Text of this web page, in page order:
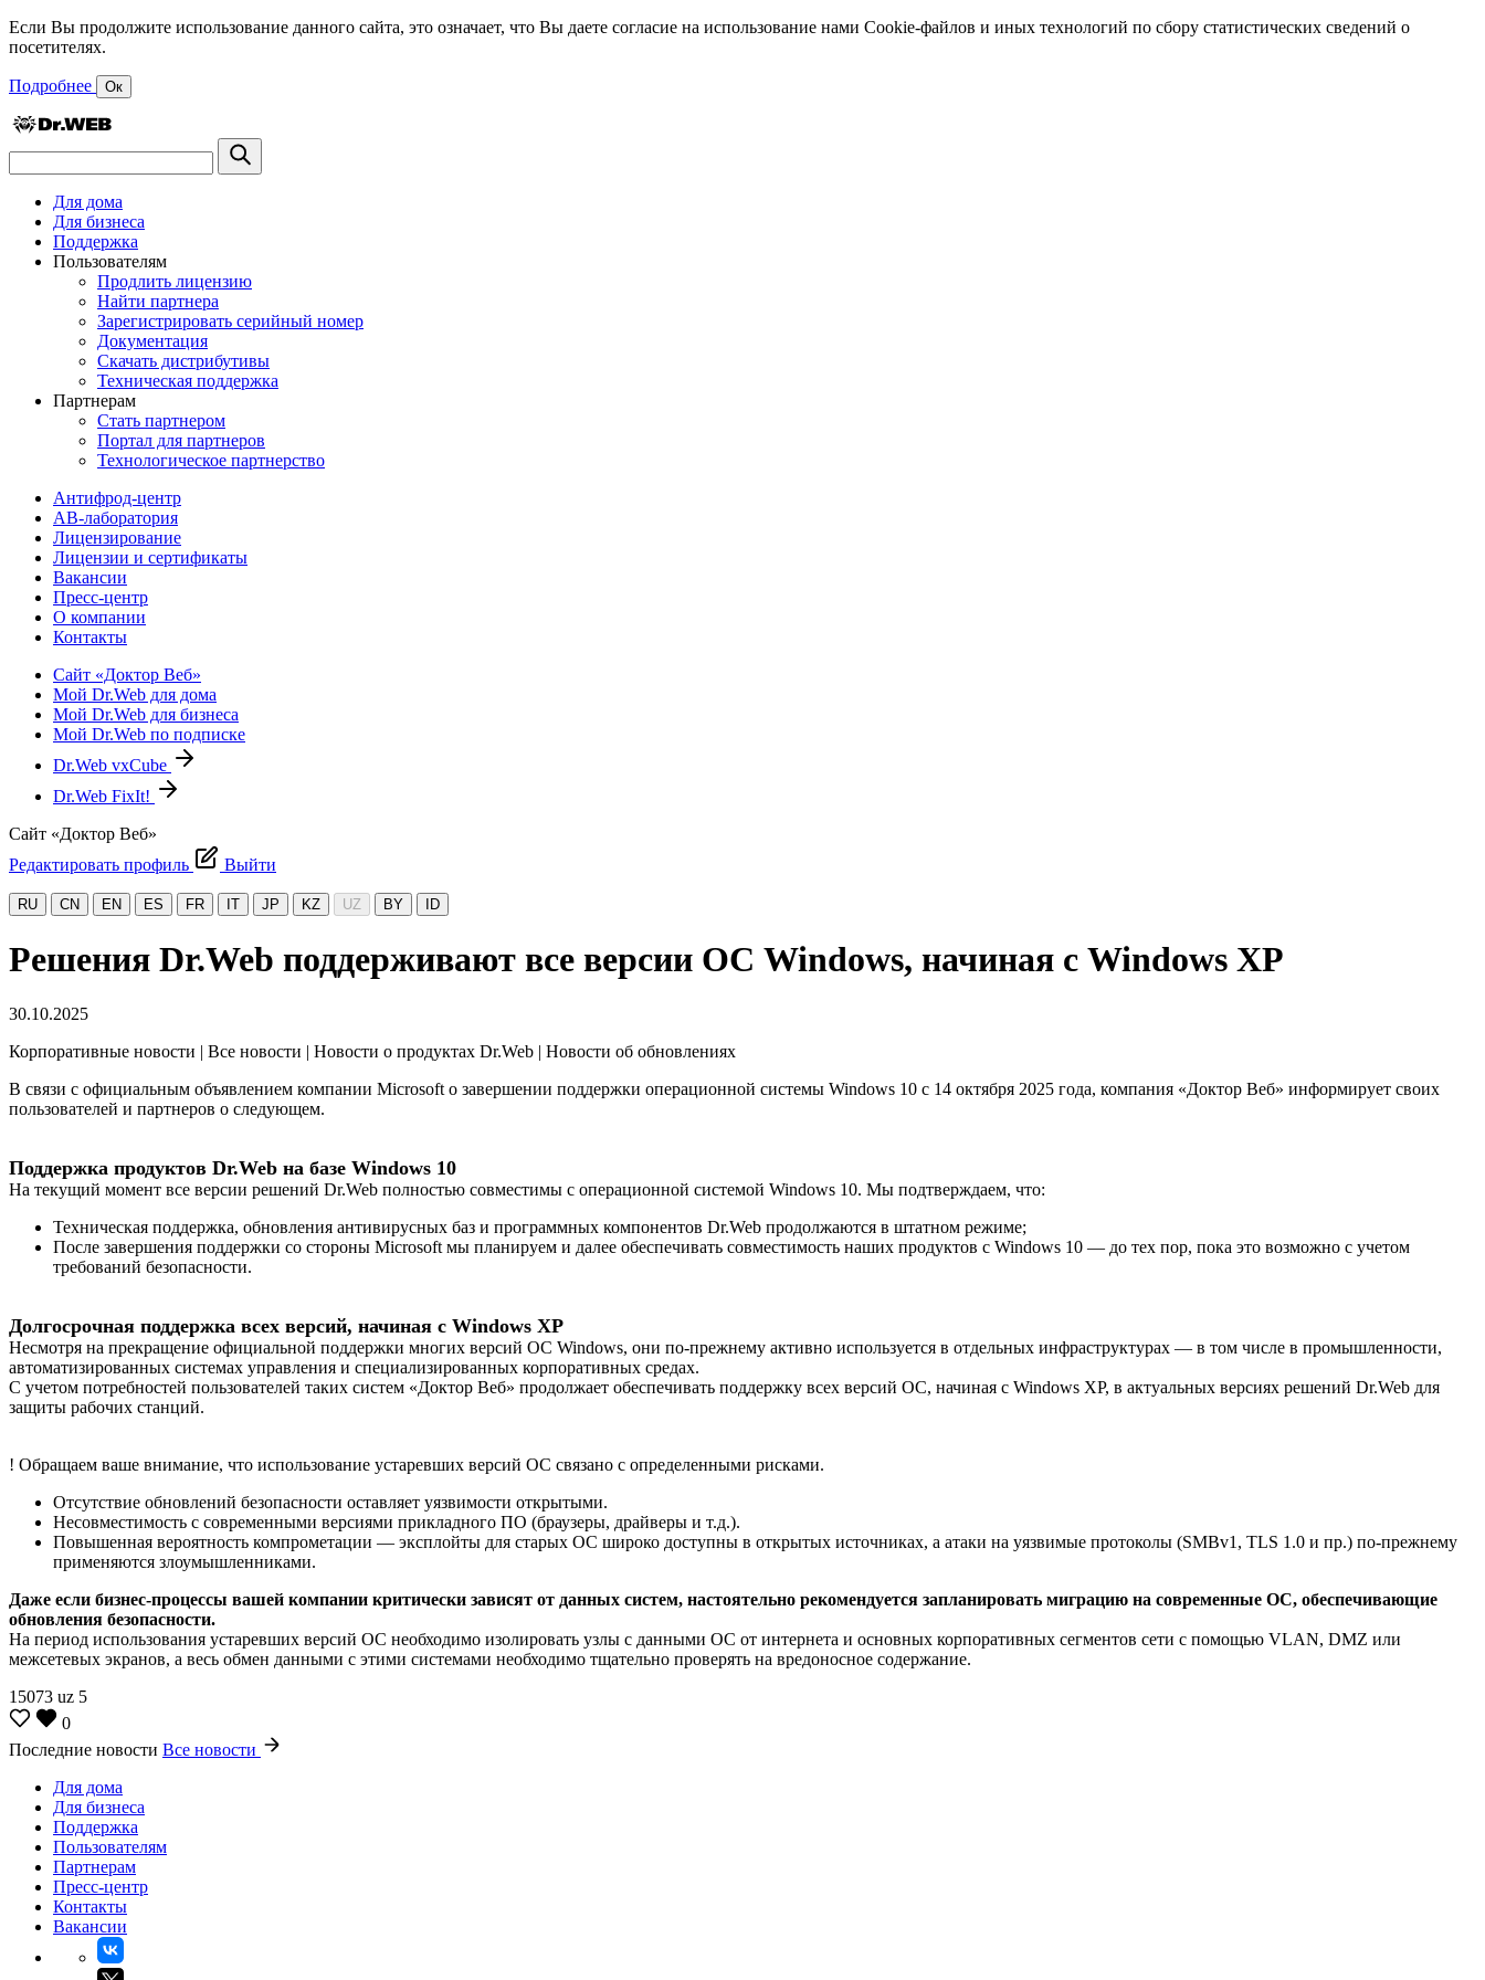
Если Вы продолжите использование данного сайта, это означает, что Вы даете согласие на использование нами Cookie-файлов и иных технологий по сбору статистических сведений о
посетителях.
Подробнее Ок
Для дома
Для бизнеса
Поддержка
Пользователям
Продлить лицензию
Найти партнера
Зарегистрировать серийный номер
Документация
Скачать дистрибутивы
Техническая поддержка
Партнерам
Стать партнером
Портал для партнеров
Технологическое партнерство
Антифрод-центр
АВ-лаборатория
Лицензирование
Лицензии и сертификаты
Вакансии
Пресс-центр
О компании
Контакты
Сайт «Доктор Веб»
Мой Dr.Web для дома
Мой Dr.Web для бизнеса
Мой Dr.Web по подписке
Dr.Web vxCube
Dr.Web FixIt!
Сайт «Доктор Веб»
Редактировать профиль
Выйти
RU CN EN ES FR IT JP KZ UZ BY ID
Решения Dr.Web поддерживают все версии ОС Windows, начиная с Windows XP
30.10.2025
Корпоративные новости | Все новости | Новости о продуктах Dr.Web | Новости об обновлениях
В связи с официальным объявлением компании Microsoft о завершении поддержки операционной системы Windows 10 с 14 октября 2025 года, компания «Доктор Веб» информирует своих
пользователей и партнеров о следующем.
Поддержка продуктов Dr.Web на базе Windows 10
На текущий момент все версии решений Dr.Web полностью совместимы с операционной системой Windows 10. Мы подтверждаем, что:
Техническая поддержка, обновления антивирусных баз и программных компонентов Dr.Web продолжаются в штатном режиме;
После завершения поддержки со стороны Microsoft мы планируем и далее обеспечивать совместимость наших продуктов с Windows 10 — до тех пор, пока это возможно с учетом
требований безопасности.
Долгосрочная поддержка всех версий, начиная с Windows XP
Несмотря на прекращение официальной поддержки многих версий ОС Windows, они по-прежнему активно используется в отдельных инфраструктурах — в том числе в промышленности,
автоматизированных системах управления и специализированных корпоративных средах.
С учетом потребностей пользователей таких систем «Доктор Веб» продолжает обеспечивать поддержку всех версий ОС, начиная с Windows XP, в актуальных версиях решений Dr.Web для
защиты рабочих станций.
! Обращаем ваше внимание, что использование устаревших версий ОС связано с определенными рисками.
Отсутствие обновлений безопасности оставляет уязвимости открытыми.
Несовместимость с современными версиями прикладного ПО (браузеры, драйверы и т.д.).
Повышенная вероятность компрометации — эксплойты для старых ОС широко доступны в открытых источниках, а атаки на уязвимые протоколы (SMBv1, TLS 1.0 и пр.) по-прежнему
применяются злоумышленниками.
Даже если бизнес-процессы вашей компании критически зависят от данных систем, настоятельно рекомендуется запланировать миграцию на современные ОС, обеспечивающие
обновления безопасности.
На период использования устаревших версий ОС необходимо изолировать узлы с данными ОС от интернета и основных корпоративных сегментов сети с помощью VLAN, DMZ или
межсетевых экранов, а весь обмен данными с этими системами необходимо тщательно проверять на вредоносное содержание.
15073 uz 5
0
Последние новости Все новости
Для дома
Для бизнеса
Поддержка
Пользователям
Партнерам
Пресс-центр
Контакты
Вакансии